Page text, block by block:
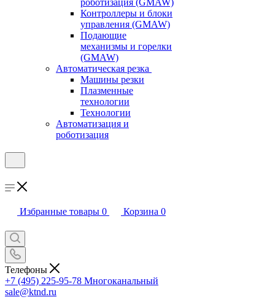
роботизация (GMAW)
Контроллеры и блоки
управления (GMAW)
Подающие
механизмы и горелки
(GMAW)
Автоматическая резка
Машины резки
Плазменные
технологии
Технологии
Автоматизация и
роботизация
Избранные товары 0 Корзина 0
Телефоны
+7 (495) 225-95-78 Многоканальный
sale@ktnd.ru